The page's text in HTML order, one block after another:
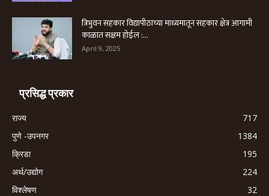
त्रिभुवन सहकार विद्यापीठाच्या माध्यमातून सहकार क्षेत्र आगामी
काळात सक्षम होईल :...
April 9, 2025
प्रसिद्ध प्रकार
राज्य
717
पुणे -उपनगर
1384
क्रिडा
195
अर्थ/उद्योग
224
विश्लेषण
32